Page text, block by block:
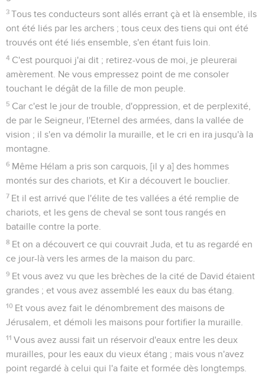
3 Tous tes conducteurs sont allés errant çà et là ensemble, ils
ont été liés par les archers ; tous ceux des tiens qui ont été
trouvés ont été liés ensemble, s'en étant fuis loin.
4 C'est pourquoi j'ai dit ; retirez-vous de moi, je pleurerai
amèrement. Ne vous empressez point de me consoler
touchant le dégât de la fille de mon peuple.
5 Car c'est le jour de trouble, d'oppression, et de perplexité,
de par le Seigneur, l'Eternel des armées, dans la vallée de
vision ; il s'en va démolir la muraille, et le cri en ira jusqu'à la
montagne.
6 Même Hélam a pris son carquois, [il y a] des hommes
montés sur des chariots, et Kir a découvert le bouclier.
7 Et il est arrivé que l'élite de tes vallées a été remplie de
chariots, et les gens de cheval se sont tous rangés en
bataille contre la porte.
8 Et on a découvert ce qui couvrait Juda, et tu as regardé en
ce jour-là vers les armes de la maison du parc.
9 Et vous avez vu que les brèches de la cité de David étaient
grandes ; et vous avez assemblé les eaux du bas étang.
10 Et vous avez fait le dénombrement des maisons de
Jérusalem, et démoli les maisons pour fortifier la muraille.
11 Vous avez aussi fait un réservoir d'eaux entre les deux
murailles, pour les eaux du vieux étang ; mais vous n'avez
point regardé à celui qui l'a faite et formée dès longtemps.